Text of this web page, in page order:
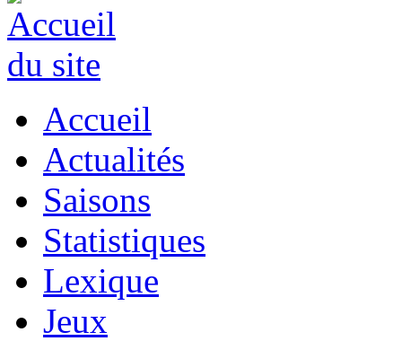
Accueil
Actualités
Saisons
Statistiques
Lexique
Jeux